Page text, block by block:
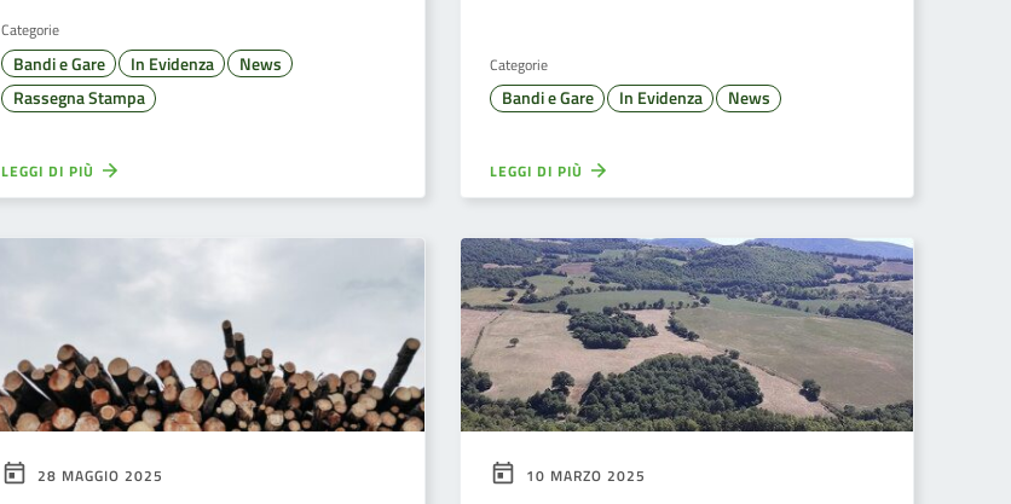
Categorie
Bandi e Gare In Evidenza
News
Rassegna Stampa
LEGGI DI PIÙ
Categorie
Bandi e Gare In Evidenza News
LEGGI DI PIÙ
28 MAGGIO 2025 10 MARZO 2025